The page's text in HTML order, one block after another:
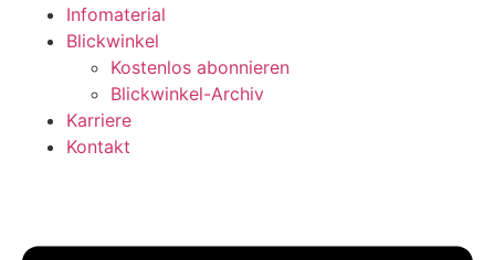
Infomaterial
Blickwinkel
Kostenlos abonnieren
Blickwinkel-Archiv
Karriere
Kontakt